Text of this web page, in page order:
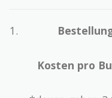
Kosten pro